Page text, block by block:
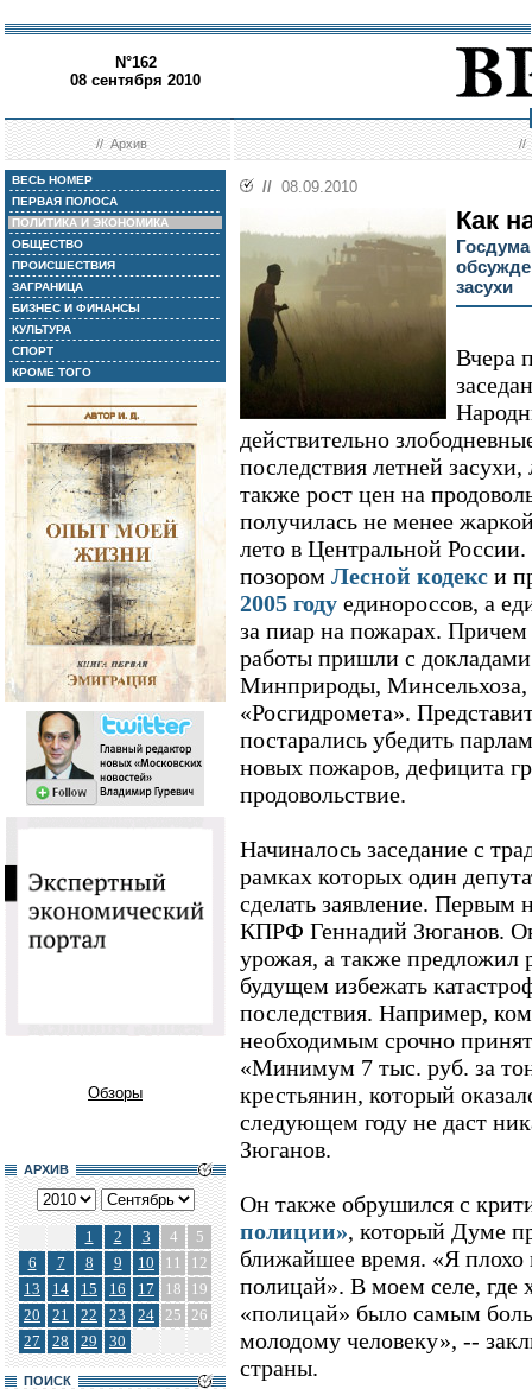
N°162
08 сентября 2010
//Архив //
ВЕСЬ НОМЕР
ПЕРВАЯ ПОЛОСА
ПОЛИТИКА И ЭКОНОМИКА
ОБЩЕСТВО
ПРОИСШЕСТВИЯ
ЗАГРАНИЦА
БИЗНЕС И ФИНАНСЫ
КУЛЬТУРА
СПОРТ
КРОМЕ ТОГО
Обзоры
АРХИВ
1 2 3 4
5
6
7 8 9 10 11
12
13
14 15 16 17 18
19
20
21 22 23 24 25 26
27
28 29 30
ПОИСК
// 08.09.2010
Как
засухи
Вчера
действительно
последствия летней
также рост цен на
получилась не менее
лето в Центральной
позором Лесной кодекс и
2005 году единороссов, а
за пиар на пожарах.
работы пришли с
Минприроды, Минсельхоза,
«Росгидромета».
постарались убедить
новых пожаров, дефицита
продовольствие.
Начиналось заседание с
рамках которых один
сделать заявление. Первым
КПРФ Геннадий Зюганов.
урожая, а также предложил
будущем избежать
последствия. Например,
необходимым срочно
«Минимум 7 тыс. руб. за
крестьянин, который
следующем году не даст
Зюганов.
Он также обрушился с
полиции», который Думе
ближайшее время. «Я
полицай». В моем селе, где
«полицай» было самым
молодому человеку», --
страны.